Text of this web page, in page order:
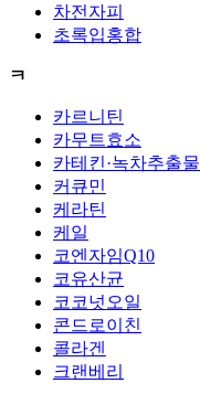
차전자피
초록입홍합
ㅋ
카르니틴
카무트효소
카테킨·녹차추출물
커큐민
케라틴
케일
코엔자임Q10
코유산균
코코넛오일
콘드로이친
콜라겐
크랜베리